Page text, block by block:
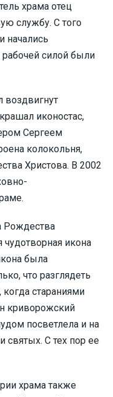
храма отец
службу. С того
начались
силой были
иконостас,
Сергеем
колокольня,
Христова. В 2002
Рождества
чудотворная икона
была
что разглядеть
стараниями
криворожский
посветлела и на
святых. С тех пор ее
храма также